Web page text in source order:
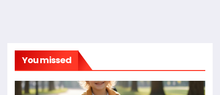
You missed